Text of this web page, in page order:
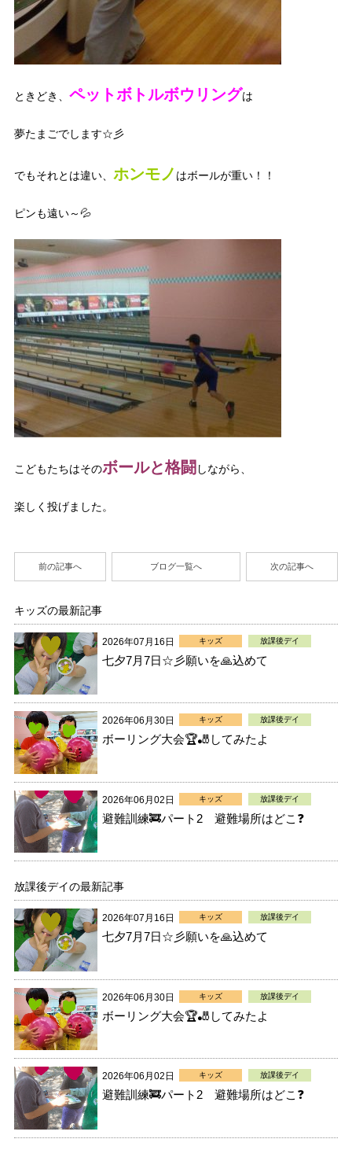
ときどき、 ペットボトルボウリングは
夢たまごでします☆彡
でもそれとは違い、 ホンモノ はボールが重い！！
ピンも遠い～💦
こどもたちはそのボールと格闘 しながら、
楽しく投げました。
前の記事へ ブログ一覧へ 次の記事へ
キッズの最新記事
2026年07月16日 キッズ 放課後デイ
七夕7月7日☆彡願いを🙏込めて
2026年06月30日 キッズ 放課後デイ
ボーリング大会🏆🎳してみたよ
2026年06月02日 キッズ 放課後デイ
避難訓練🚒パート2 避難場所はどこ❓
放課後デイの最新記事
2026年07月16日 キッズ 放課後デイ
七夕7月7日☆彡願いを🙏込めて
2026年06月30日 キッズ 放課後デイ
ボーリング大会🏆🎳してみたよ
2026年06月02日 キッズ 放課後デイ
避難訓練🚒パート2 避難場所はどこ❓